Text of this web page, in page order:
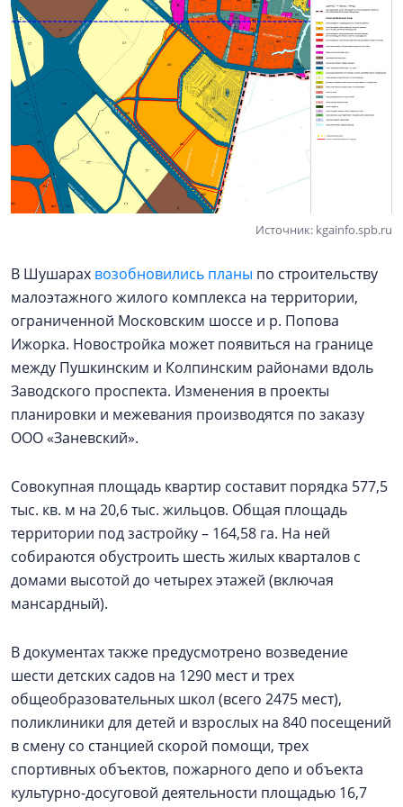
Источник: kgainfo.spb.ru
В Шушарах возобновились планы по строительству
малоэтажного жилого комплекса на территории,
ограниченной Московским шоссе и р. Попова
Ижорка. Новостройка может появиться на границе
между Пушкинским и Колпинским районами вдоль
Заводского проспекта. Изменения в проекты
планировки и межевания производятся по заказу
ООО «Заневский».
Совокупная площадь квартир составит порядка 577,5
тыс. кв. м на 20,6 тыс. жильцов. Общая площадь
территории под застройку – 164,58 га. На ней
собираются обустроить шесть жилых кварталов с
домами высотой до четырех этажей (включая
мансардный).
В документах также предусмотрено возведение
шести детских садов на 1290 мест и трех
общеобразовательных школ (всего 2475 мест),
поликлиники для детей и взрослых на 840 посещений
в смену со станцией скорой помощи, трех
спортивных объектов, пожарного депо и объекта
культурно-досуговой деятельности площадью 16,7